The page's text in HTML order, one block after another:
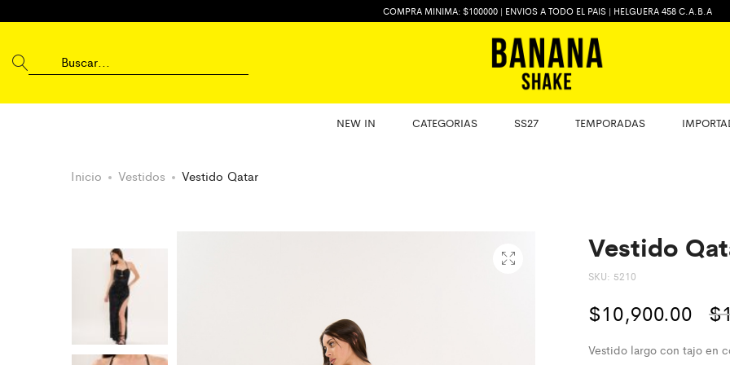
COMPRA MINIMA: $100000 | ENVIOS A TODO EL PAIS | HELGUERA 458 C.A.B.A
NEW IN CATEGORIAS SS27 TEMPORADAS
Inicio Vestidos Vestido Qatar
Vestido
SKU: 5210
$
$10,900.00
Vestido largo con tajo en